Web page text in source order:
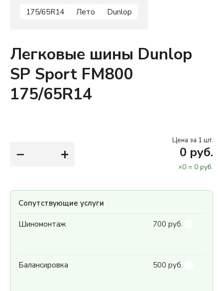
175/65R14 Лето Dunlop
Легковые шины Dunlop
SP Sport FM800
175/65R14
− +
Цена за 1 шт.
0 руб.
×0 = 0 руб.
Сопутствующие услуги
Шиномонтаж 700 руб.
Балансировка 500 руб.